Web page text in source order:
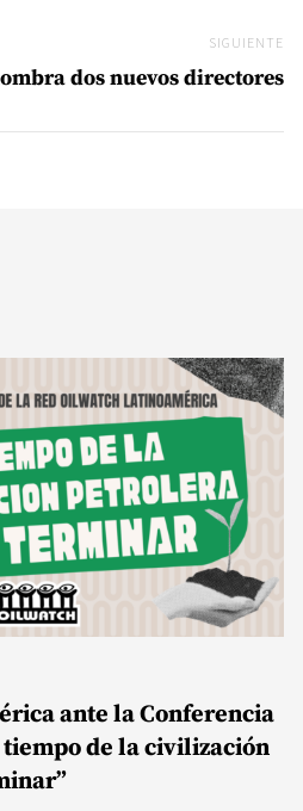
SIGUIENTE
dos nuevos directores
ante la Conferencia
tiempo de la civilización